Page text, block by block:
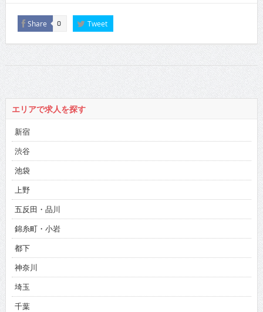
Share 0 Tweet
エリアで求人を探す
新宿
渋谷
池袋
上野
五反田・品川
錦糸町・小岩
都下
神奈川
埼玉
千葉